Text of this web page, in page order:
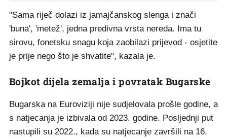
"Sama riječ dolazi iz jamajčanskog slenga i znači
'buna', 'metež', jedna predivna vrsta nereda. Ima tu
sirovu, fonetsku snagu koja zaobilazi prijevod - osjetite
je prije nego što je shvatite", kazala je.
Bojkot dijela zemalja i povratak Bugarske
Bugarska na Euroviziji nije sudjelovala prošle godine, a
s natjecanja je izbivala od 2023. godine. Posljednji put
nastupili su 2022., kada su natjecanje završili na 16.